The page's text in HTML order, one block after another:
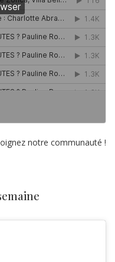
notre communauté !